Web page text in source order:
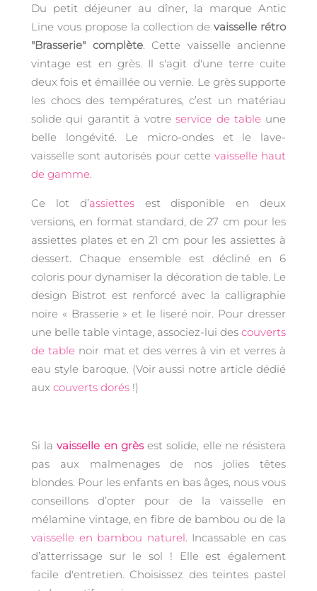
Du petit déjeuner au dîner, la marque Antic
Line vous propose la collection devaisselle rétro
"Brasserie" complète. Cette vaisselle ancienne
vintage est en grès. Il s'agit d'une terre cuite
deux fois et émaillée ou vernie. Le grès supporte
les chocs des températures, c’est un matériau
solide qui garantit à votreservice de tableune
belle longévité. Le micro-ondes et le lave-
vaisselle sont autorisés pour cette vaisselle haut
de gamme
Ce lot d’assiettesest disponible en deux
versions, en format standard, de 27 cm pour les
assiettes plates et en 21 cm pour les assiettes à
dessert. Chaque ensemble est décliné en 6
coloris pour dynamiser la décoration de table. Le
design Bistrot est renforcé avec la calligraphie
noire « Brasserie » et le liseré noir. Pour dresser
une belle table vintage, associez-lui des couverts
de table noir mat et des verres à vin et verres à
eau style baroque. (Voir aussi notre article dédié
aux couverts dorés !)
Si lavaisselle en grèsest solide, elle ne résistera
pas aux malmenages de nos jolies têtes
blondes. Pour les enfants en bas âges, nous vous
conseillons d’opter pour de la vaisselle en
mélamine vintage, en fibre de bambou ou de la
vaisselle en bambou naturel . Incassable en cas
d’atterrissage sur le sol ! Elle est également
facile d'entretien. Choisissez des teintes pastel